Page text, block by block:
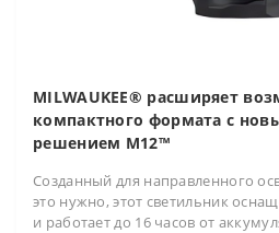
MILWAUKEE® расширяет
компактного формата с
решением M12™
Созданный для направленного
это нужно, этот светильник
и работает до 16 часов от